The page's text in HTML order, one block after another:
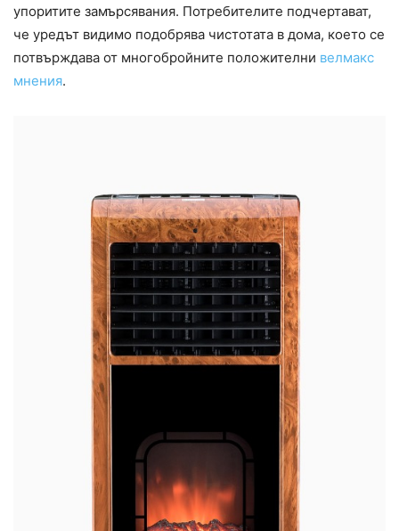
упоритите замърсявания. Потребителите подчертават,
че уредът видимо подобрява чистотата в дома, което се
потвърждава от многобройните положителни велмакс
мнения.